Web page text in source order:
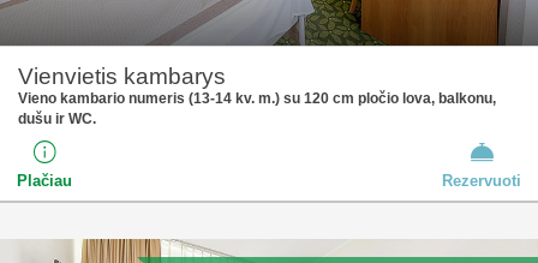
Vienvietis kambarys
Vieno kambario numeris (13-14 kv. m.) su 120 cm pločio lova, balkonu,
dušu ir WC.
Plačiau Rezervuoti